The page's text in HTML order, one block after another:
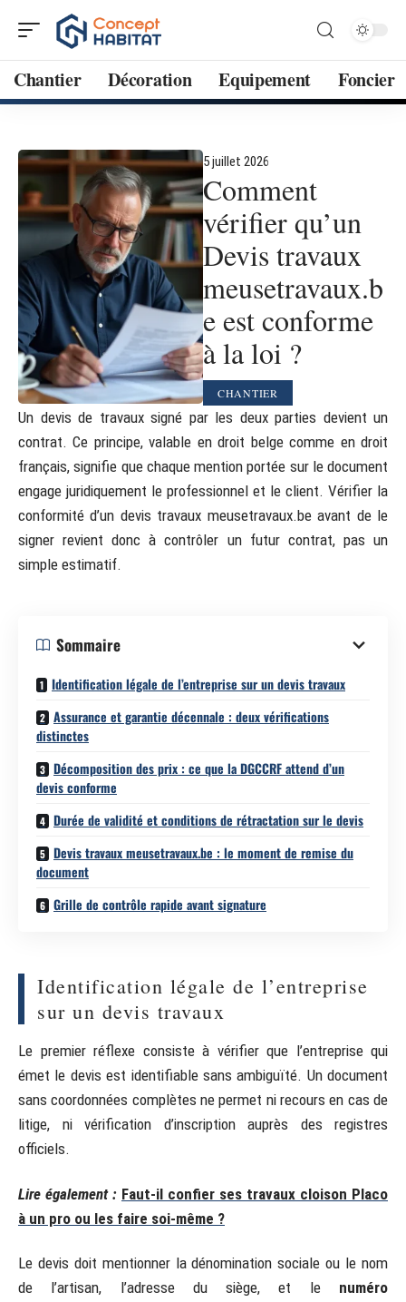
Chantier Décoration Equipement Foncier
5 juillet 2026
Comment
vérifier qu’un
Devis travaux
meusetravaux.b
e est conforme
à la loi ?
CHANTIER
Un devis de travaux signé par les deux parties devient un
contrat. Ce principe, valable en droit belge comme en droit
français, signifie que chaque mention portée sur le document
engage juridiquement le professionnel et le client. Vérifier la
conformité d’un devis travaux meusetravaux.be avant de le
signer revient donc à contrôler un futur contrat, pas un
simple estimatif.
Sommaire
Identification légale de l’entreprise sur un devis travaux
Assurance et garantie décennale : deux vérifications
distinctes
Décomposition des prix : ce que la DGCCRF attend d’un
devis conforme
Durée de validité et conditions de rétractation sur le devis
Devis travaux meusetravaux.be : le moment de remise du
document
Grille de contrôle rapide avant signature
Identification légale de l’entreprise
sur un devis travaux
Le premier réflexe consiste à vérifier que l’entreprise qui
émet le devis est identifiable sans ambiguïté. Un document
sans coordonnées complètes ne permet ni recours en cas de
litige, ni vérification d’inscription auprès des registres
officiels.
Lire également : Faut-il confier ses travaux cloison Placo
à un pro ou les faire soi-même ?
Le devis doit mentionner la dénomination sociale ou le nom
de l’artisan, l’adresse du siège, et le numéro